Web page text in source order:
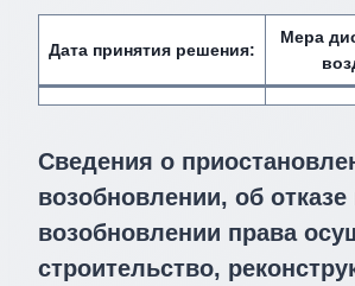
Дата принятия решения:
Мера
Сведения о
возобновлении, об отказе
возобновлении права
строительство,